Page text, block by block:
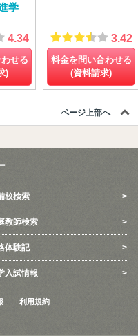
学
4.34
せる
)
3.42
料金を問い合わせる
(資料請求)
ページ上部へ
校検索
教師検索
体験記
入試情報
利用規約